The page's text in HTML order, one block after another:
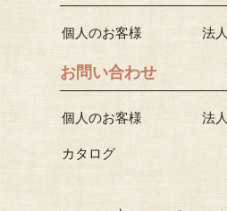
個人のお客様 法
お問い合わせ
個人のお客様 法
カタログ